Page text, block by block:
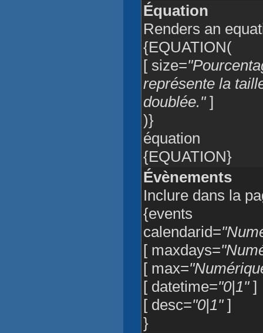
Équation
Renders an
{EQUATION(
[ size=
représente la
doublée."]
)}
équation
{EQUATION}
Évènements
Inclure dans la
{events
calendarid=
[ maxdays=
[ max=
[ datetime="0|1"]
[ desc="0|1"]
}